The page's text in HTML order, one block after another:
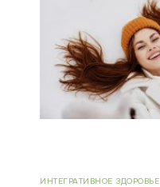
ИНТЕГРАТИВНОЕ ЗДОРОВЬЕ